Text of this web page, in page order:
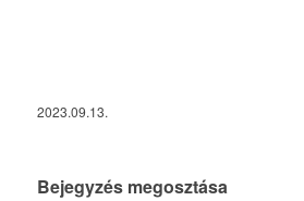
2023.09.13.
Bejegyzés megosztása